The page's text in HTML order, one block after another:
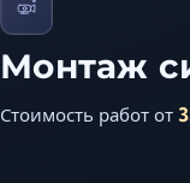
Монтаж
Стоимость работ от